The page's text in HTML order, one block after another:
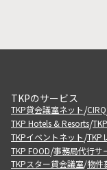
TKPのサービス
TKP貸会議室ネット/CIRQ
TKP Hotels & Resorts/
TKPイベントネット/TKP
TKP FOOD/事務局代行サ
TKPスター貸会議室/物件